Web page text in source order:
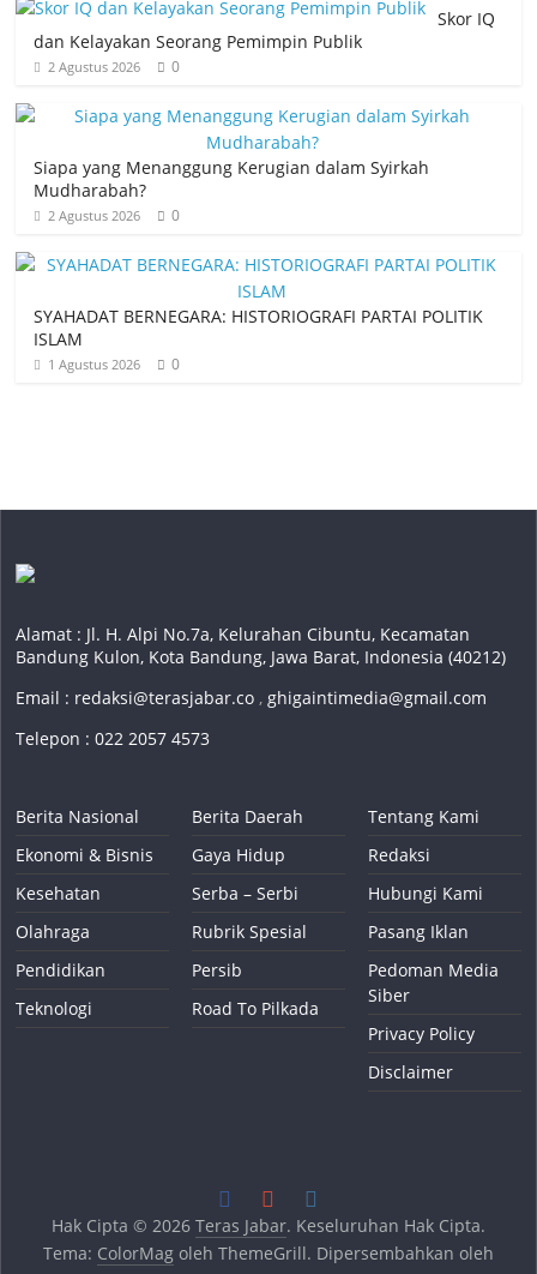
Skor IQ
dan Kelayakan Seorang Pemimpin Publik
2 Agustus 2026 0
Siapa yang Menanggung Kerugian dalam Syirkah
Mudharabah?
2 Agustus 2026 0
SYAHADAT BERNEGARA: HISTORIOGRAFI PARTAI POLITIK
ISLAM
1 Agustus 2026 0
Alamat : Jl. H. Alpi No.7a, Kelurahan Cibuntu, Kecamatan
Bandung Kulon, Kota Bandung, Jawa Barat, Indonesia (40212)
Email : redaksi@terasjabar.co ,ghigaintimedia@gmail.com
Telepon : 022 2057 4573
Berita Nasional
Ekonomi & Bisnis
Kesehatan
Olahraga
Pendidikan
Teknologi
Berita Daerah
Gaya Hidup
Serba – Serbi
Rubrik Spesial
Persib
Road To Pilkada
Tentang Kami
Redaksi
Hubungi Kami
Pasang Iklan
Pedoman Media
Siber
Privacy Policy
Disclaimer
Hak Cipta © 2026 Teras Jabar. Keseluruhan Hak Cipta.
Tema: ColorMagoleh ThemeGrill. Dipersembahkan oleh